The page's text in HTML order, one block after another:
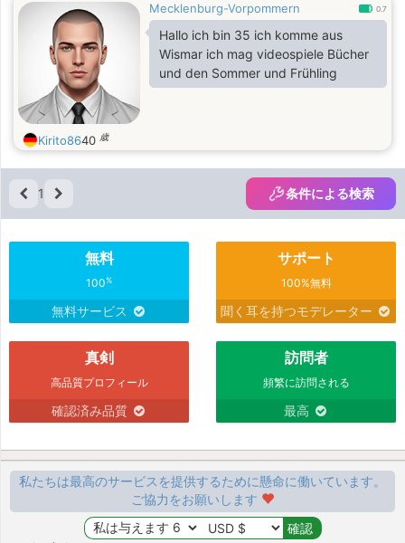
Mecklenburg-Vorpommern 0.7
Hallo ich bin 35 ich komme aus
Wismar ich mag videospiele Bücher
und den Sommer und Frühling
Kirito8640 歳
1 条件による検索
無料
100%
無料サービス
サポート
100%無料
聞く耳を持つモデレーター
真剣
高品質プロフィール
確認済み品質
訪問者
頻繁に訪問される
最高
私たちは最高のサービスを提供するために懸命に働いています。
ご協力をお願いします